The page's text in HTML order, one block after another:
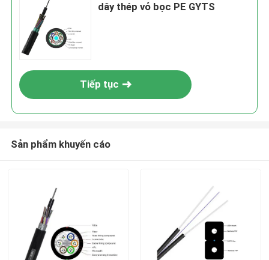
dây thép vỏ bọc PE GYTS
Tiếp tục
Sản phẩm khuyến cáo